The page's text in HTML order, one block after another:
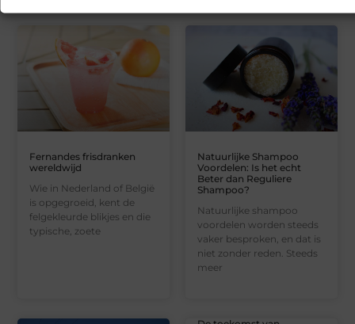
Fernandes frisdranken
wereldwijd
Wie in Nederland of België
is opgegroeid, kent de
felgekleurde blikjes en die
typische, zoete
Natuurlijke Shampoo
Voordelen: Is het echt
Beter dan Reguliere
Shampoo?
Natuurlijke shampoo
voordelen worden steeds
vaker besproken, en dat is
niet zonder reden. Steeds
meer